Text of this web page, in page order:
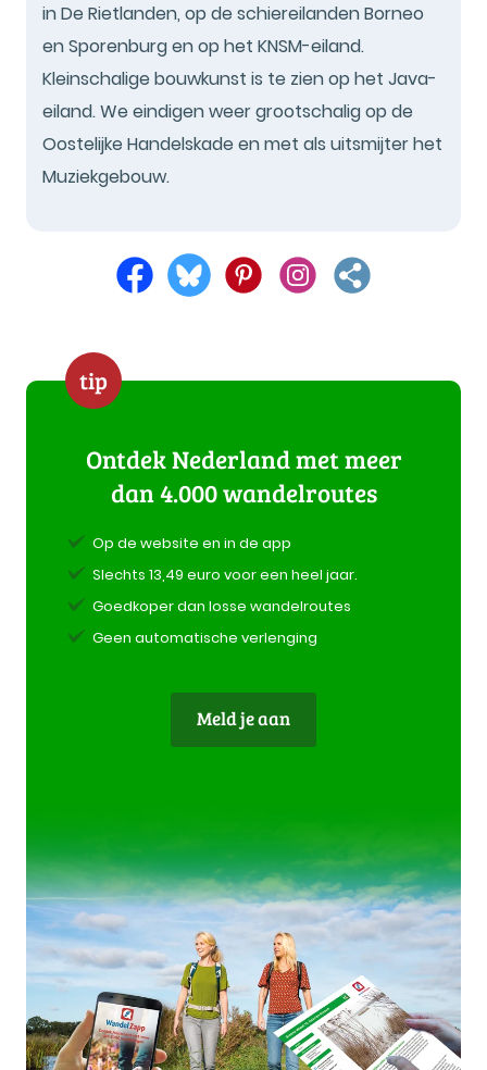
in De Rietlanden, op de schiereilanden Borneo
en Sporenburg en op het KNSM-eiland.
Kleinschalige bouwkunst is te zien op het Java-
eiland. We eindigen weer grootschalig op de
Oostelijke Handelskade en met als uitsmijter het
Muziekgebouw.
tip
Ontdek Nederland met meer
dan 4.000 wandelroutes
Op de website en in de app
Slechts 13,49 euro voor een heel jaar.
Goedkoper dan losse wandelroutes
Geen automatische verlenging
Meld je aan